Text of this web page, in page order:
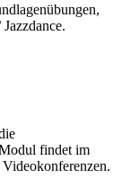
findet im